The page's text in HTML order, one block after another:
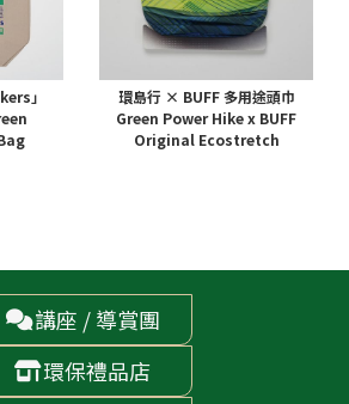
」
環島行 × BUFF 多用途頭巾
Green Power Hike x BUFF
Original Ecostretch
講座 / 導賞團
環保禮品店